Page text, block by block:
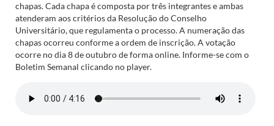
chapas. Cada chapa é composta por três integrantes e ambas
atenderam aos critérios da Resolução do Conselho
Universitário, que regulamenta o processo. A numeração das
chapas ocorreu conforme a ordem de inscrição. A votação
ocorre no dia 8 de outubro de forma online. Informe-se com o
Boletim Semanal clicando no player.